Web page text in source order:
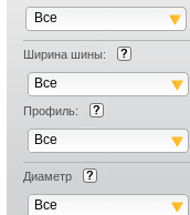
Все
Ширина шины:
Все
Профиль:
Все
Диаметр
Все